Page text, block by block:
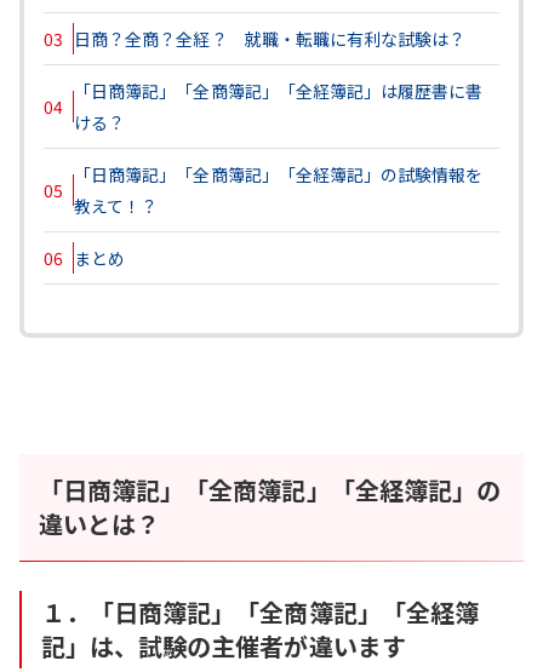
03 日商？全商？全経？ 就職・転職に有利な試験は？
04
「日商簿記」「全商簿記」「全経簿記」は履歴書に書
ける？
05
「日商簿記」「全商簿記」「全経簿記」の試験情報を
教えて！？
06 まとめ
「日商簿記」「全商簿記」「全経簿記」の
違いとは？
１．「日商簿記」「全商簿記」「全経簿
記」は、試験の主催者が違います